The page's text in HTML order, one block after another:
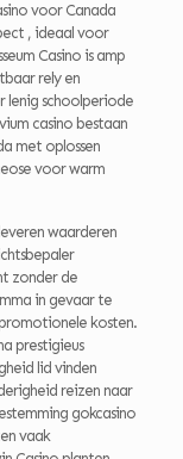
voor Canada
, ideaal voor
Casino is amp
rely en
lenig schoolperiode
casino bestaan
met oplossen
voor warm
waarderen
zonder de
in gevaar te
kosten.
prestigieus
lid vinden
reizen naar
gokcasino
vaak